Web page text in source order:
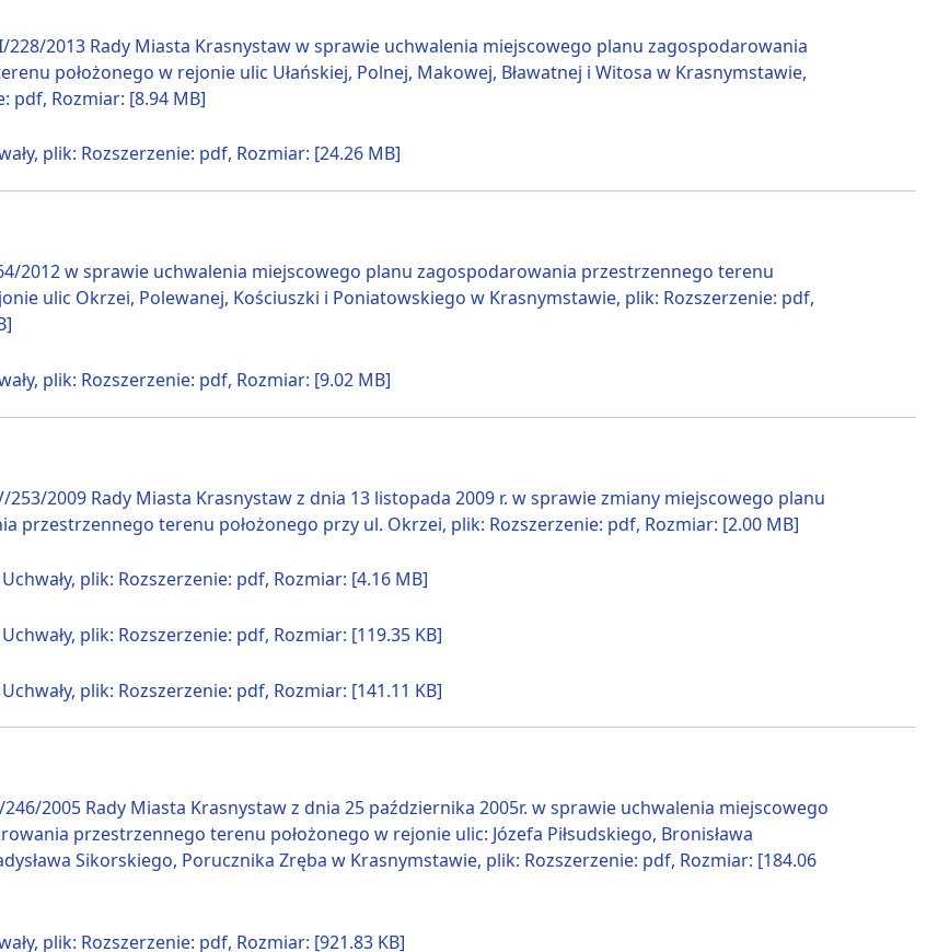
228/2013 Rady Miasta Krasnystaw w sprawie uchwalenia miejscowego planu zagospodarowania
położonego w rejonie ulic Ułańskiej, Polnej, Makowej, Bławatnej i Witosa w Krasnymstawie,
pdf, Rozmiar: [8.94 MB]
plik: Rozszerzenie: pdf, Rozmiar: [24.26 MB]
2012 w sprawie uchwalenia miejscowego planu zagospodarowania przestrzennego terenu
ulic Okrzei, Polewanej, Kościuszki i Poniatowskiego w Krasnymstawie, plik: Rozszerzenie: pdf,
plik: Rozszerzenie: pdf, Rozmiar: [9.02 MB]
253/2009 Rady Miasta Krasnystaw z dnia 13 listopada 2009 r. w sprawie zmiany miejscowego planu
przestrzennego terenu położonego przy ul. Okrzei, plik: Rozszerzenie: pdf, Rozmiar: [2.00 MB]
plik: Rozszerzenie: pdf, Rozmiar: [4.16 MB]
plik: Rozszerzenie: pdf, Rozmiar: [119.35 KB]
plik: Rozszerzenie: pdf, Rozmiar: [141.11 KB]
246/2005 Rady Miasta Krasnystaw z dnia 25 października 2005r. w sprawie uchwalenia miejscowego
przestrzennego terenu położonego w rejonie ulic: Józefa Piłsudskiego, Bronisława
Sikorskiego, Porucznika Zręba w Krasnymstawie, plik: Rozszerzenie: pdf, Rozmiar: [184.06
plik: Rozszerzenie: pdf, Rozmiar: [921.83 KB]